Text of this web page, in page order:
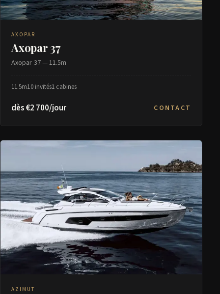
AXOPAR
Axopar 37
Axopar 37 — 11.5m
11.5m10 invités1 cabines
dès €2 700/jour CONTACT
AZIMUT